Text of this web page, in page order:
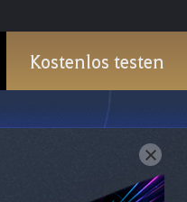
Kostenlos testen